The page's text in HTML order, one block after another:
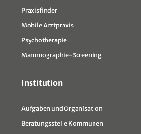
Praxisfinder
Mobile Arztpraxis
Psychotherapie
Mammographie-Screening
Institution
Aufgaben und Organisation
Beratungsstelle Kommunen